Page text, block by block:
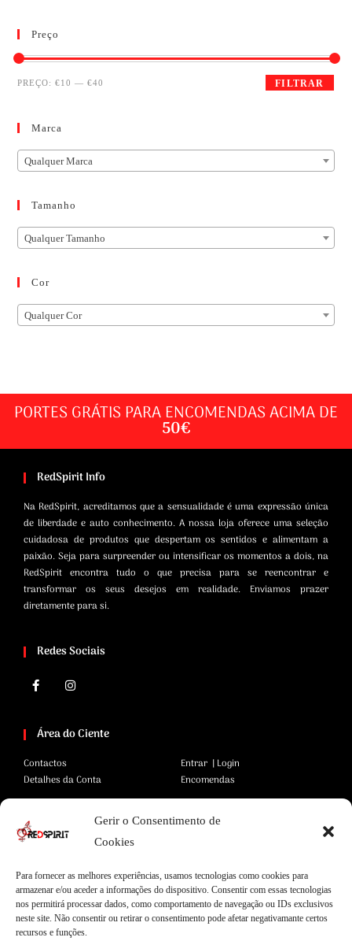
Gerir o Consentimento de
Cookies
Para fornecer as melhores experiências, usamos tecnologias como cookies para
armazenar e/ou aceder a informações do dispositivo. Consentir com essas tecnologias
nos permitirá processar dados, como comportamento de navegação ou IDs exclusivos
neste site. Não consentir ou retirar o consentimento pode afetar negativamante certos
recursos e funções.
Preço
FILTRAR
PREÇO:€10 —€40
Marca
Qualquer Marca
Tamanho
Qualquer Tamanho
Cor
Qualquer Cor
PORTES GRÁTIS PARA ENCOMENDAS ACIMA DE
50€
RedSpirit Info
Na RedSpirit, acreditamos que a sensualidade é uma expressão única
de liberdade e auto conhecimento. A nossa loja oferece uma seleção
cuidadosa de produtos que despertam os sentidos e alimentam a
paixão. Seja para surpreender ou intensificar os momentos a dois, na
RedSpirit encontra tudo o que precisa para se reencontrar e
transformar os seus desejos em realidade. Enviamos prazer
diretamente para si.
Redes Sociais
Área do Ciente
Contactos
Detalhes da Conta
Entrar | Login
Encomendas
Área Legal
Termos e Condições
Privacidade
Cookies
Pagamentos Seguros
Envios Seguros
Livro de Reclamações